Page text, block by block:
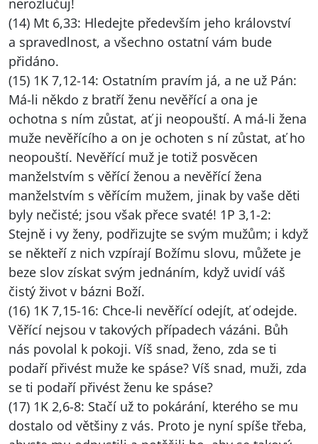
nerozlučuj!
(14) Mt 6,33: Hledejte především jeho království
a spravedlnost, a všechno ostatní vám bude
přidáno.
(15) 1K 7,12-14: Ostatním pravím já, a ne už Pán:
Má-li někdo z bratří ženu nevěřící a ona je
ochotna s ním zůstat, ať ji neopouští. A má-li žena
muže nevěřícího a on je ochoten s ní zůstat, ať ho
neopouští. Nevěřící muž je totiž posvěcen
manželstvím s věřící ženou a nevěřící žena
manželstvím s věřícím mužem, jinak by vaše děti
byly nečisté; jsou však přece svaté! 1P 3,1-2:
Stejně i vy ženy, podřizujte se svým mužům; i když
se někteří z nich vzpírají Božímu slovu, můžete je
beze slov získat svým jednáním, když uvidí váš
čistý život v bázni Boží.
(16) 1K 7,15-16: Chce-li nevěřící odejít, ať odejde.
Věřící nejsou v takových případech vázáni. Bůh
nás povolal k pokoji. Víš snad, ženo, zda se ti
podaří přivést muže ke spáse? Víš snad, muži, zda
se ti podaří přivést ženu ke spáse?
(17) 1K 2,6-8: Stačí už to pokárání, kterého se mu
dostalo od většiny z vás. Proto je nyní spíše třeba,